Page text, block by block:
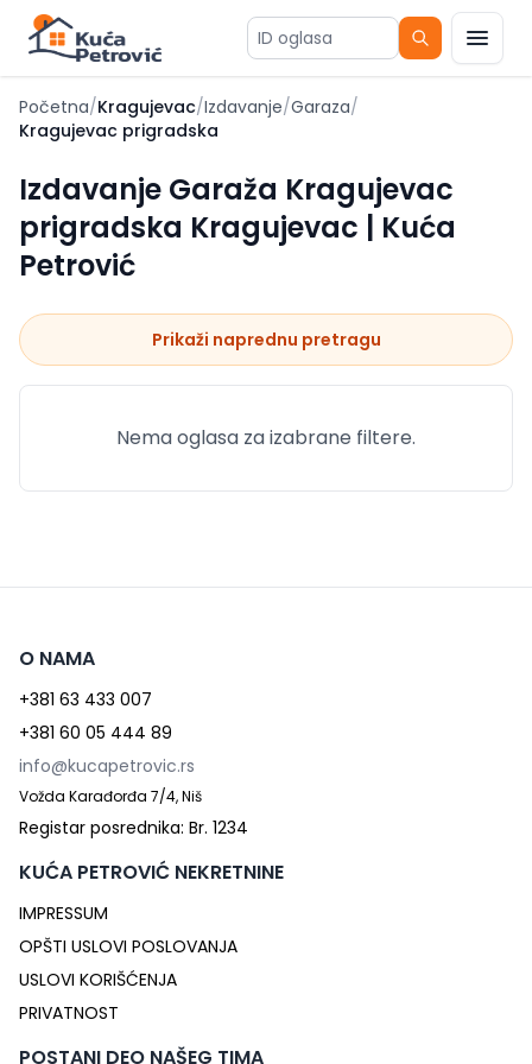
ID oglasa
Početna/Kragujevac/Izdavanje/Garaza/
Kragujevac prigradska
Izdavanje Garaža Kragujevac
prigradska Kragujevac | Kuća
Petrović
Prikaži naprednu pretragu
Nema oglasa za izabrane filtere.
O NAMA
+381 63 433 007
+381 60 05 444 89
info@kucapetrovic.rs
Vožda Karađorđa 7/4, Niš
Registar posrednika: Br. 1234
KUĆA PETROVIĆ NEKRETNINE
IMPRESSUM
OPŠTI USLOVI POSLOVANJA
USLOVI KORIŠĆENJA
PRIVATNOST
POSTANI DEO NAŠEG TIMA